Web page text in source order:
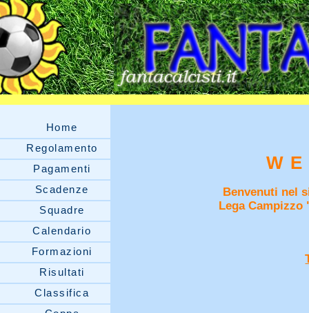
Home
Regolamento
Pagamenti
Scadenze
Squadre
Calendario
Formazioni
Risultati
Classifica
Benvenuti nel
Lega Campizzo